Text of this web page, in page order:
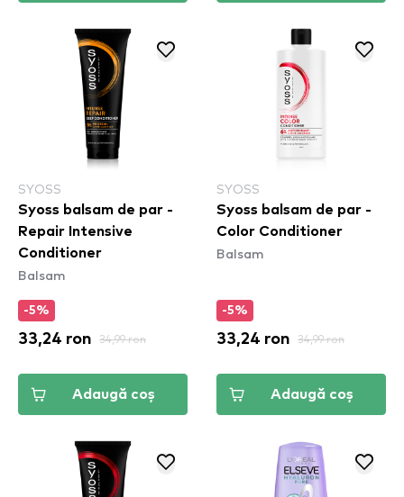
SYOSS
Syoss balsam de par -
Repair Intensive
Conditioner
Balsam
-5%
33,24 ron 34,99 ron
Adaugă coș
SYOSS
Syoss balsam de par -
Color Conditioner
Balsam
-5%
33,24 ron 34,99 ron
Adaugă coș